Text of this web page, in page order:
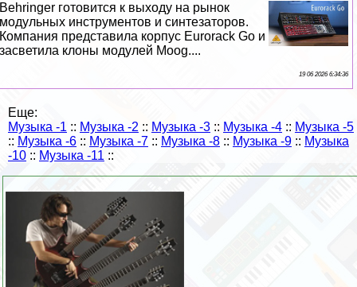
Behringer готовится к выходу на рынок
модульных инструментов и синтезаторов.
Компания представила корпус Eurorack Go и
засветила клоны модулей Moog....
19 06 2026 6:34:36
Еще:
Музыка -1 :: Музыка -2 :: Музыка -3 :: Музыка -4 :: Музыка -5
:: Музыка -6 :: Музыка -7 :: Музыка -8 :: Музыка -9 :: Музыка
-10 :: Музыка -11 ::